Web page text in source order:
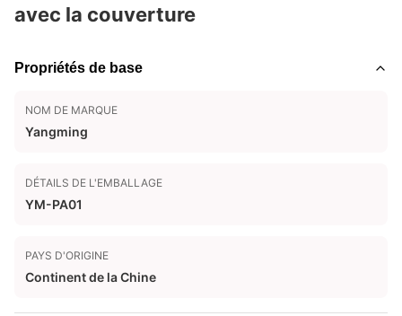
avec la couverture
Propriétés de base
NOM DE MARQUE
Yangming
DÉTAILS DE L'EMBALLAGE
YM-PA01
PAYS D'ORIGINE
Continent de la Chine